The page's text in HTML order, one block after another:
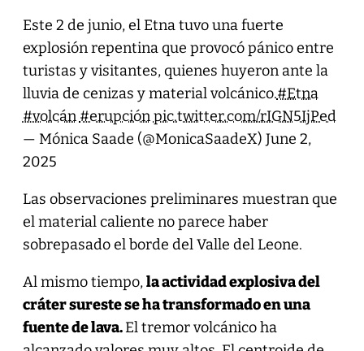
Este 2 de junio, el Etna tuvo una fuerte
explosión repentina que provocó pánico entre
turistas y visitantes, quienes huyeron ante la
lluvia de cenizas y material volcánico.#Etna
#volcán #erupción pic.twitter.com/rIGN5IjPed
— Mónica Saade (@MonicaSaadeX) June 2,
2025
Las observaciones preliminares muestran que
el material caliente no parece haber
sobrepasado el borde del Valle del Leone.
Al mismo tiempo,la actividad explosiva del
cráter sureste se ha transformado en una
fuente de lava.El tremor volcánico ha